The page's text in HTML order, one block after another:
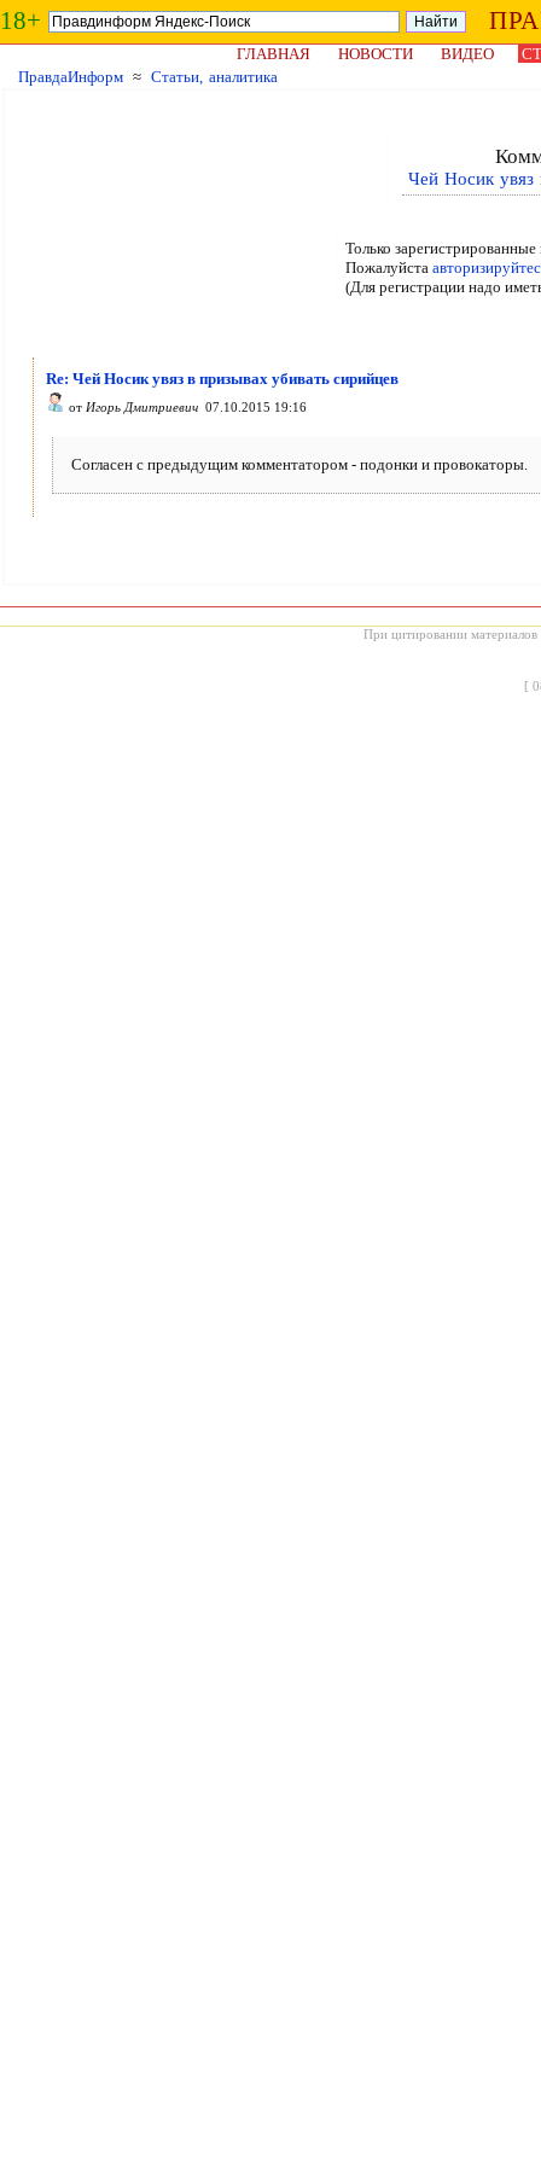
18+
ГЛАВНАЯ НОВОСТИ ВИДЕО
ПравдаИнформ ≈ Статьи, аналитика
Чей Носик увяз
Только
Пожалуйста
(Для регистрации надо
Re: Чей Носик увяз в призывах убивать сирийцев
от Игорь Дмитриевич 07.10.2015 19:16
Согласен с предыдущим комментатором - подонки и провокаторы.
При цитировании материалов
[